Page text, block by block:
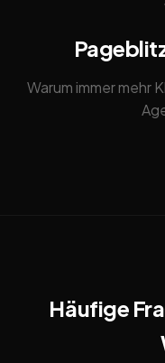
Warum immer mehr
Häufige